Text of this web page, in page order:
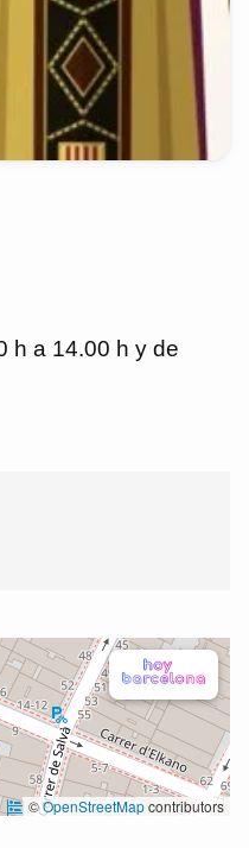
h a 14.00 h y de